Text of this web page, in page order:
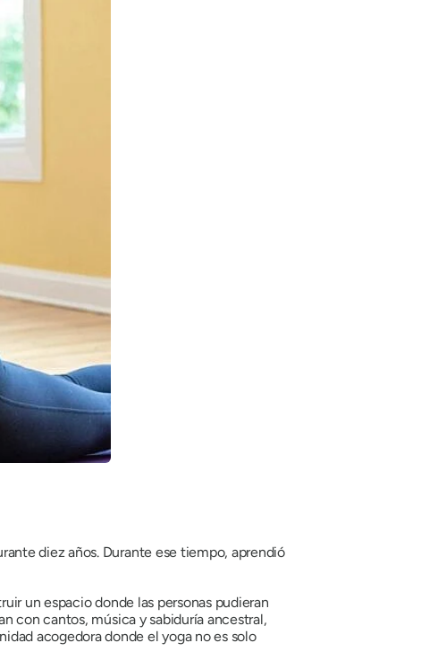
diez años. Durante ese tiempo, aprendió
un espacio donde las personas pudieran
con cantos, música y sabiduría ancestral,
acogedora donde el yoga no es solo